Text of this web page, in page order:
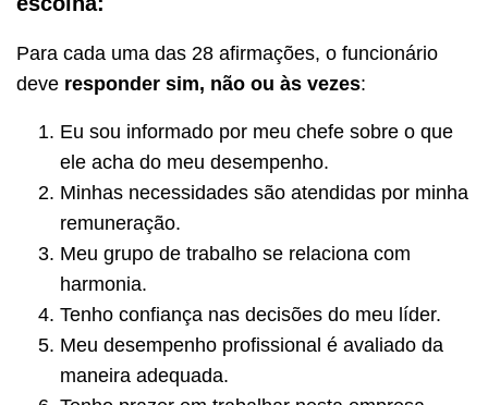
Para cada uma das 28 afirmações, o funcionário
deve responder sim, não ou às vezes:
Eu sou informado por meu chefe sobre o que
ele acha do meu desempenho.
Minhas necessidades são atendidas por minha
remuneração.
Meu grupo de trabalho se relaciona com
harmonia.
Tenho confiança nas decisões do meu líder.
Meu desempenho profissional é avaliado da
maneira adequada.